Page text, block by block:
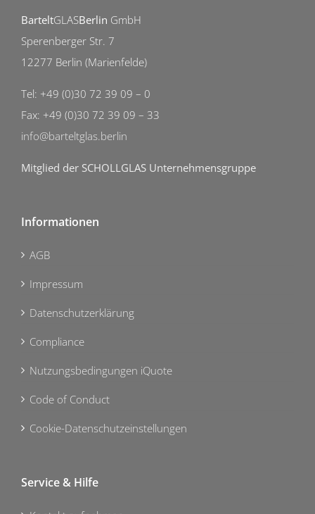
BarteltGLASBerlin GmbH
Sperenberger Str. 7
12277 Berlin (Marienfelde)
Tel: +49 (0)30 72 39 09 – 0
Fax: +49 (0)30 72 39 09 – 33
info@barteltglas.berlin
Mitglied der SCHOLLGLAS Unternehmensgruppe
Informationen
AGB
Impressum
Datenschutzerklärung
Compliance
Nutzungsbedingungen iQuote
Code of Conduct
Cookie-Datenschutzeinstellungen
Service & Hilfe